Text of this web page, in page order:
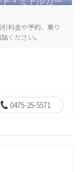
料金や予約、乗り
ください。
0475-25-5571